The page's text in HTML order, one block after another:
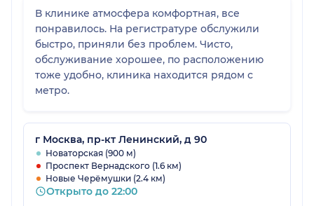
В клинике атмосфера комфортная, все
понравилось. На регистратуре обслужили
быстро, приняли без проблем. Чисто,
обслуживание хорошее, по расположению
тоже удобно, клиника находится рядом с
метро.
г Москва, пр-кт Ленинский, д 90
Новаторская (900 м)
Проспект Вернадского (1.6 км)
Новые Черёмушки (2.4 км)
Открыто до 22:00